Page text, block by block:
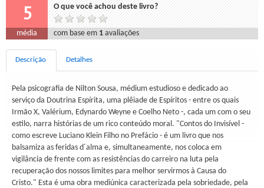
5 O que você achou deste livro?
média com base em 1 avaliações
Descrição Detalhes
Pela psicografia de Nilton Sousa, médium estudioso e dedicado ao
serviço da Doutrina Espírita, uma plêiade de Espíritos - entre os quais
Irmão X, Valérium, Edynardo Weyne e Coelho Neto -, cada um com o seu
estilo, narra histórias de um rico conteúdo moral. "Contos do Invisível -
como escreve Luciano Klein Filho no Prefácio - é um livro que nos
balsamiza as feridas d´alma e, simultaneamente, nos coloca em
vigilância de frente com as resistências do carreiro na luta pela
recuperação dos nossos limites para melhor servirmos à Causa do
Cristo." Esta é uma obra mediúnica caracterizada pela sobriedade, pela